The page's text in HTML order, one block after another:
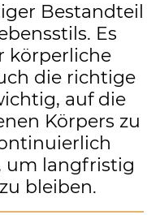
Bestandteil
Es
körperliche
die richtige
auf die
Körpers zu
um langfristig
bleiben.